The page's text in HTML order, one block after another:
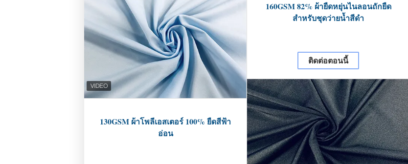
130GSM ผ้าโพลีเอสเตอร์ 100% ยืดสีฟ้า
อ่อน
160GSM 82% ผ้ายืดหยุ่นไนลอนถักยืด
สำหรับชุดว่ายน้ำสีดำ
ติดต่อตอนนี้